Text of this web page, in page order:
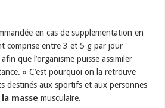
en cas de supplementation en
comprise entre 3 et 5 g par jour
que l’organisme puisse assimiler
» C’est pourquoi on la retrouve
destinés aux sportifs et aux personnes
masse musculaire.